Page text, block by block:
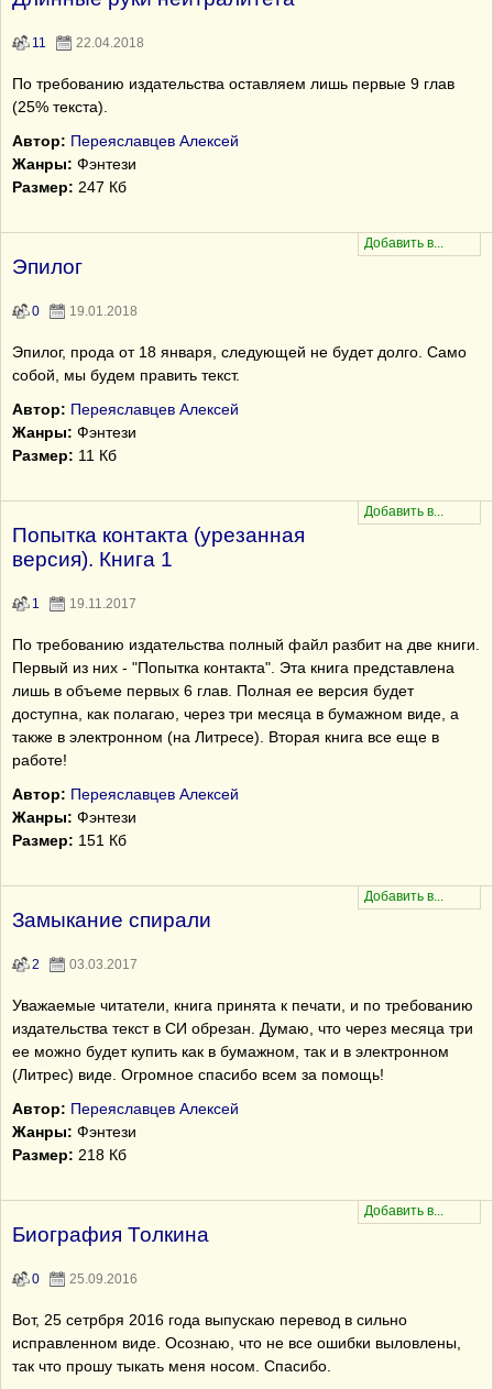
11 22.04.2018
По требованию издательства оставляем лишь первые 9 глав
(25% текста).
Автор: Переяславцев Алексей
Жанры: Фэнтези
Размер: 247 Кб
Эпилог
0 19.01.2018
Эпилог, прода от 18 января, следующей не будет долго. Само
собой, мы будем править текст.
Автор: Переяславцев Алексей
Жанры: Фэнтези
Размер: 11 Кб
Попытка контакта (урезанная
версия). Книга 1
1 19.11.2017
По требованию издательства полный файл разбит на две книги.
Первый из них - "Попытка контакта". Эта книга представлена
лишь в объеме первых 6 глав. Полная ее версия будет
доступна, как полагаю, через три месяца в бумажном виде, а
также в электронном (на Литресе). Вторая книга все еще в
работе!
Автор: Переяславцев Алексей
Жанры: Фэнтези
Размер: 151 Кб
Замыкание спирали
2 03.03.2017
Уважаемые читатели, книга принята к печати, и по требованию
издательства текст в СИ обрезан. Думаю, что через месяца три
ее можно будет купить как в бумажном, так и в электронном
(Литрес) виде. Огромное спасибо всем за помощь!
Автор: Переяславцев Алексей
Жанры: Фэнтези
Размер: 218 Кб
Биография Толкина
0 25.09.2016
Вот, 25 сетрбря 2016 года выпускаю перевод в сильно
исправленном виде. Осознаю, что не все ошибки выловлены,
так что прошу тыкать меня носом. Спасибо.